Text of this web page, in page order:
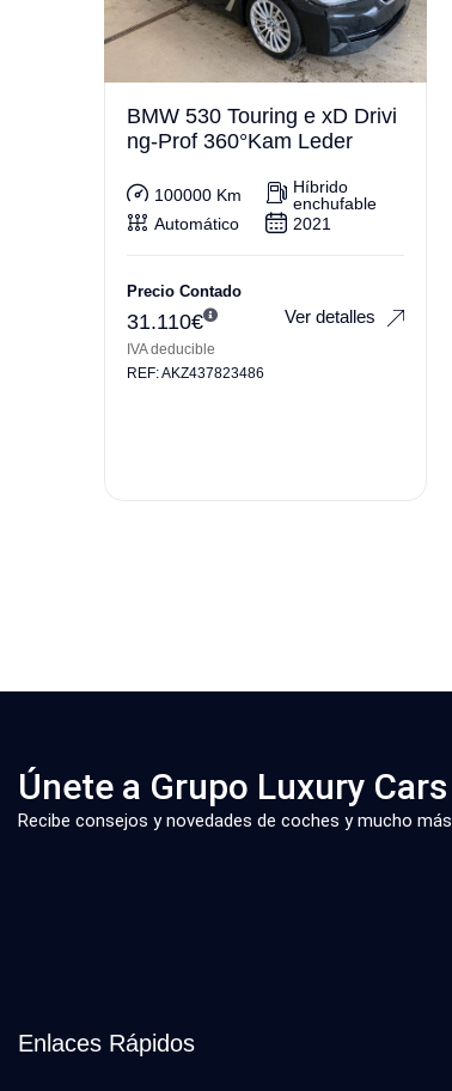
BMW 530 Touring e xD Drivi
ng-Prof 360°Kam Leder
100000 Km
Híbrido
enchufable
Automático
2021
Precio Contado
31.110€
IVA deducible
Ver detalles
REF: AKZ437823486
Únete a Grupo Luxury Cars
Recibe consejos y novedades de coches y mucho más.
Enlaces Rápidos